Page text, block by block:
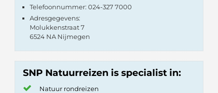
Telefoonnummer: 024-327 7000
Adresgegevens:
Molukkenstraat 7
6524 NA Nijmegen
SNP Natuurreizen is specialist in:
Natuur rondreizen